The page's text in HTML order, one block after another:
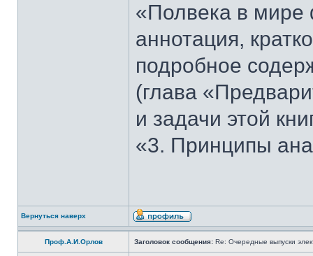
«Полвека в
аннотация,
подробное
(глава
и задачи этой
«3. Принципы
Вернуться наверх
Проф.А.И.Орлов Заголовок сообщения: Re: Очередные выпуски